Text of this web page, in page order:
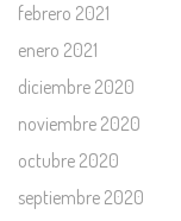
febrero 2021
enero 2021
diciembre 2020
noviembre 2020
octubre 2020
septiembre 2020